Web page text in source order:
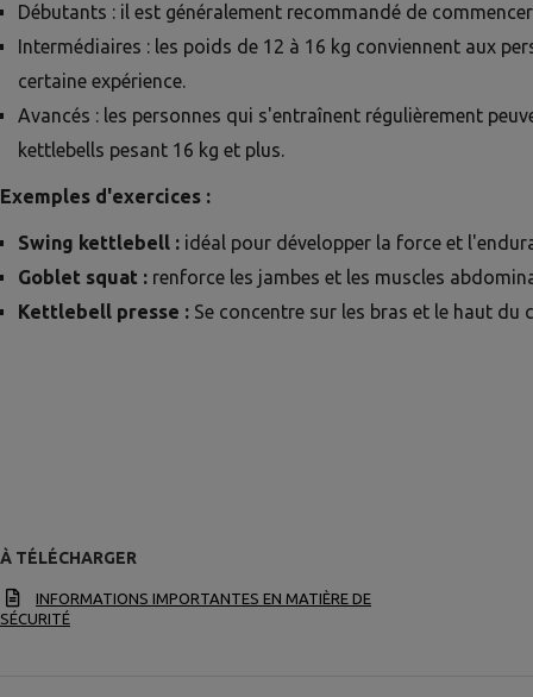
Débutants : il est généralement recommandé de
Intermédiaires : les poids de 12 à 16 kg conviennent aux
certaine expérience.
Avancés : les personnes qui s'entraînent régulièrement
kettlebells pesant 16 kg et plus.
Exemples d'exercices :
Swing kettlebell : idéal pour développer la force et
Goblet squat : renforce les jambes et les muscles
Kettlebell presse : Se concentre sur les bras et le haut du
À TÉLÉCHARGER
INFORMATIONS IMPORTANTES EN MATIÈRE DE
SÉCURITÉ